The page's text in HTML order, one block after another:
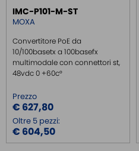
PROTEZIONI ELETTRONICHE
GESTIONE ENERGIA
SENSORI
SURGE PROTECTOR
INJECTOR POE
IMC-P101-M-ST
MOXA
Convertitore PoE da
10/100basetx a 100basefx
multimodale con connettori st,
48vdc 0 +60c°
Prezzo
€ 627,80
Oltre 5 pezzi:
€ 604,50